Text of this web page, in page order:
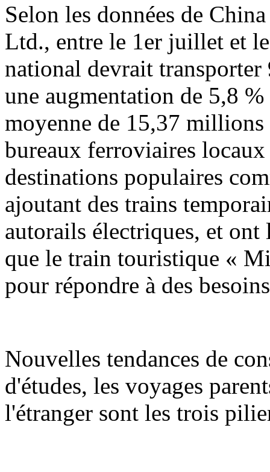
Selon les données de
Ltd., entre le 1er juillet et
national devrait
une augmentation de 5,8
moyenne de 15,37 millions
bureaux ferroviaires
destinations populaires
ajoutant des trains
autorails électriques, et ont
que le train touristique «
pour répondre à des
Nouvelles tendances de
d'études, les voyages
l'étranger sont les trois